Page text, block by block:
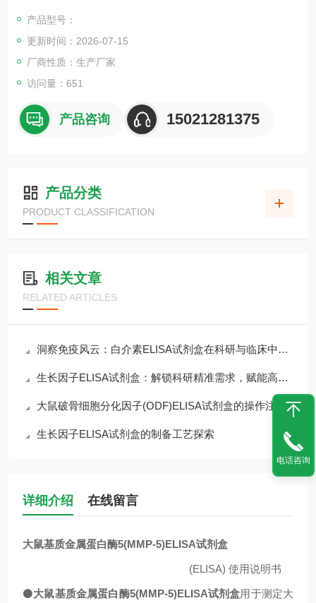
产品型号：
更新时间：2026-07-15
厂商性质：生产厂家
访问量：651
产品咨询 15021281375
产品分类
PRODUCT CLASSIFICATION
相关文章
RELATED ARTICLES
洞察免疫风云：白介素ELISA试剂盒在科研与临床中的核心价值
生长因子ELISA试剂盒：解锁科研精准需求，赋能高效检测核心优势
大鼠破骨细胞分化因子(ODF)ELISA试剂盒的操作注意事项
生长因子ELISA试剂盒的制备工艺探索
详细介绍 在线留言
大鼠基质金属蛋白酶5(MMP-5)ELISA试剂盒
(ELISA) 使用说明书
⚫大鼠基质金属蛋白酶5(MMP-5)ELISA试剂盒用于测定大
电话咨询